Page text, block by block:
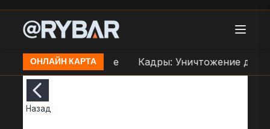
ОНЛАЙН КАРТА
ВСУ в Орехове Кадры: Уничтожение
Назад